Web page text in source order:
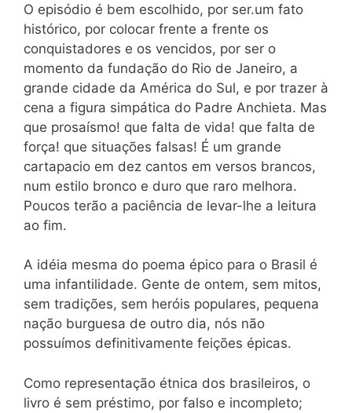
O episódio é bem escolhido, por ser.um fato
histórico, por colocar frente a frente os
conquistadores e os vencidos, por ser o
momento da fundação do Rio de Janeiro, a
grande cidade da América do Sul, e por trazer à
cena a figura simpática do Padre Anchieta. Mas
que prosaísmo! que falta de vida! que falta de
força! que situações falsas! É um grande
cartapacio em dez cantos em versos brancos,
num estilo bronco e duro que raro melhora.
Poucos terão a paciência de levar-lhe a leitura
ao fim.
A idéia mesma do poema épico para o Brasil é
uma infantilidade. Gente de ontem, sem mitos,
sem tradições, sem heróis populares, pequena
nação burguesa de outro dia, nós não
possuímos definitivamente feições épicas.
Como representação étnica dos brasileiros, o
livro é sem préstimo, por falso e incompleto;